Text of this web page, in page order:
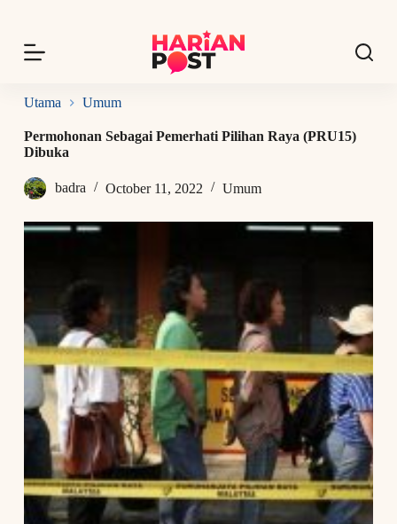
p
o
o
n
n
Utama Umum
Permohonan Sebagai Pemerhati Pilihan Raya (PRU15)
Dibuka
badra October 11, 2022 Umum